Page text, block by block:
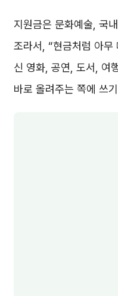
지원금은 문화예술, 국
조라서, “현금처럼 아무
신 영화, 공연, 도서, 여
바로 올려주는 쪽에 쓰